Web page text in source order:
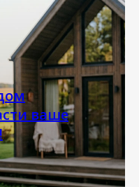
ваше